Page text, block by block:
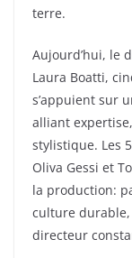
terre.
Aujourd’hui, le
Laura Boatti,
s’appuient sur
alliant
stylistique. Les
Oliva Gessi et
la production:
culture
directeur